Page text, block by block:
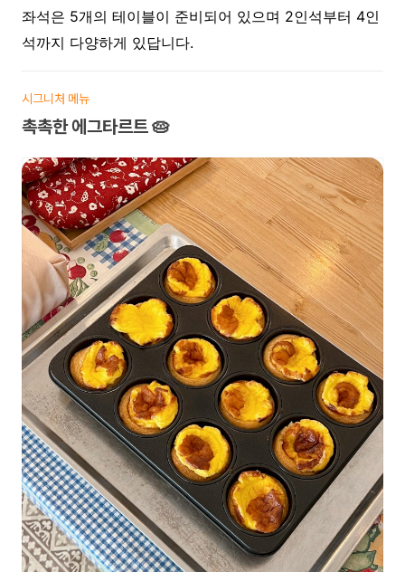
좌석은 5개의 테이블이 준비되어 있으며 2인석부터 4인
석까지 다양하게 있답니다.
시그니처 메뉴
촉촉한 에그타르트 🥧